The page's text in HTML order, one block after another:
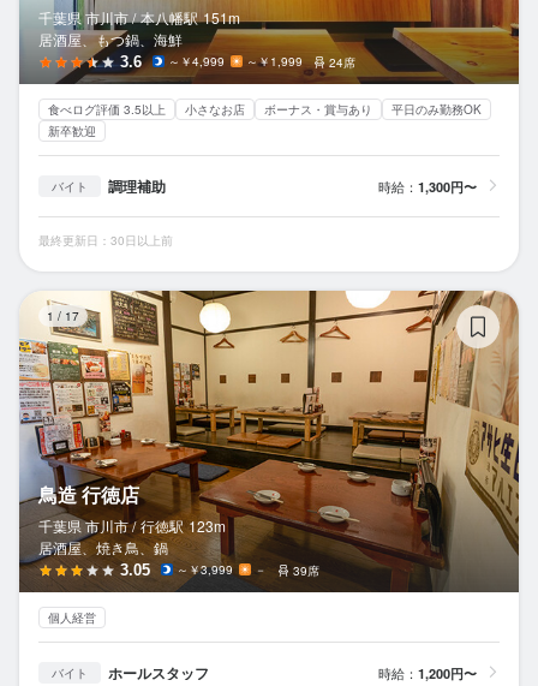
千葉県 市川市 / 本八幡駅 151m
居酒屋、もつ鍋、海鮮
3.6 ～￥4,999 ～￥1,999 24席
食べログ評価 3.5以上 小さなお店 ボーナス・賞与あり
平日のみ勤務OK
新卒歓迎
バイト 調理補助 時給： 1,300円〜
最終更新日：30日以上前
1 / 17
鳥造 行徳店
千葉県 市川市 / 行徳駅 123m
居酒屋、焼き鳥、鍋
3.05 ～￥3,999 － 39席
個人経営
バイト ホールスタッフ 時給： 1,200円〜